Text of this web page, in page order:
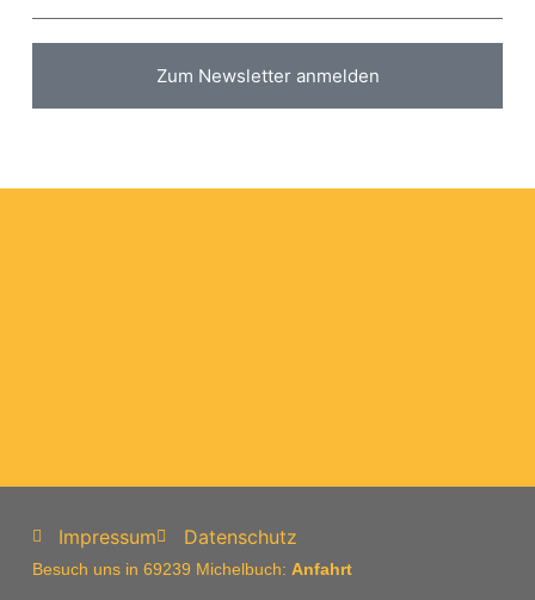
Zum Newsletter anmelden
Impressum Datenschutz
Besuch uns in 69239 Michelbuch: Anfahrt